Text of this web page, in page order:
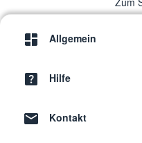
Allgemein
Hilfe
Kontakt